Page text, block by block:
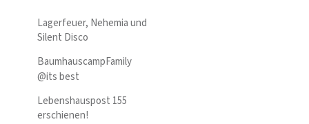
Lagerfeuer, Nehemia und
Silent Disco
BaumhauscampFamily
@its best
Lebenshauspost 155
erschienen!